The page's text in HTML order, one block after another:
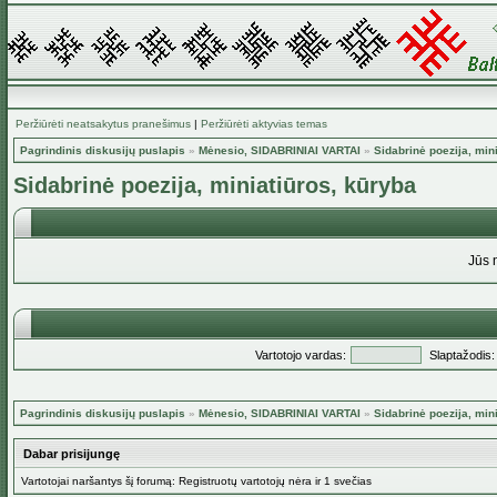
Peržiūrėti neatsakytus pranešimus | Peržiūrėti aktyvias temas
Pagrindinis diskusijų puslapis » Mėnesio, SIDABRINIAI VARTAI » Sidabrinė poezija,
Sidabrinė poezija, miniatiūros, kūryba
Jūs
Vartotojo vardas: Slaptažodis:
Pagrindinis diskusijų puslapis » Mėnesio, SIDABRINIAI VARTAI » Sidabrinė poezija,
Dabar prisijungę
Vartotojai naršantys šį forumą: Registruotų vartotojų nėra ir 1 svečias